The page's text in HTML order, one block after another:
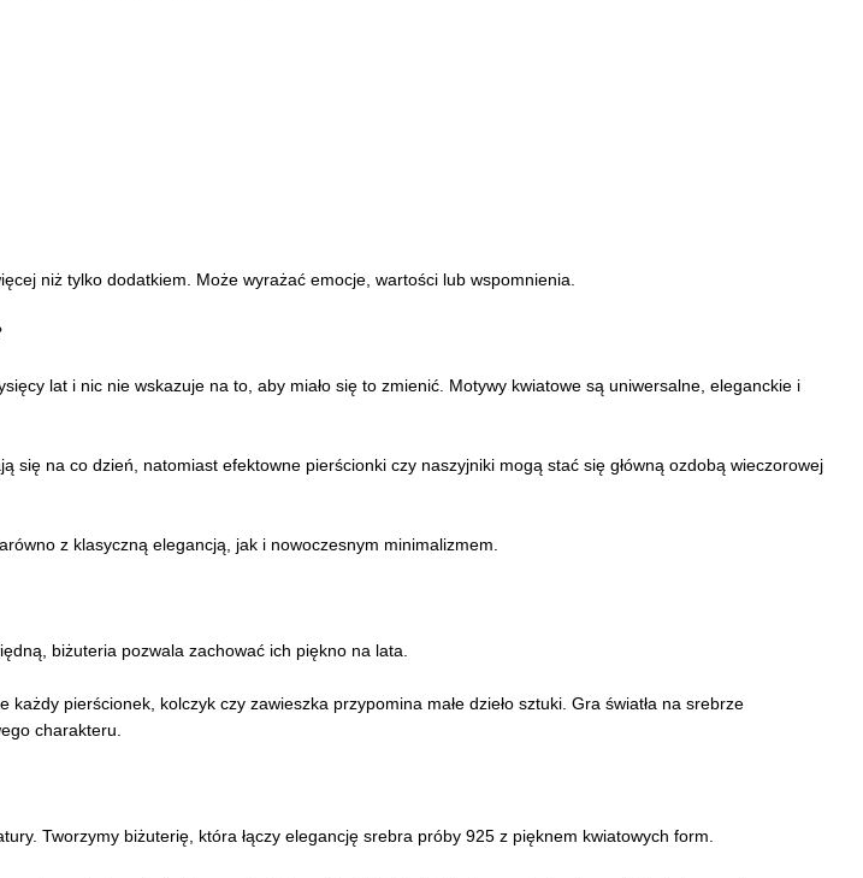
niż tylko dodatkiem. Może wyrażać emocje, wartości lub wspomnienia.
lat i nic nie wskazuje na to, aby miało się to zmienić. Motywy kwiatowe są uniwersalne, eleganckie i
się na co dzień, natomiast efektowne pierścionki czy naszyjniki mogą stać się główną ozdobą wieczorowej
z klasyczną elegancją, jak i nowoczesnym minimalizmem.
biżuteria pozwala zachować ich piękno na lata.
pierścionek, kolczyk czy zawieszka przypomina małe dzieło sztuki. Gra światła na srebrze
charakteru.
Tworzymy biżuterię, która łączy elegancję srebra próby 925 z pięknem kwiatowych form.